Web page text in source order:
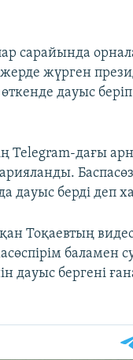
сарайында
жерде жүрген
дауыс
Telegram-дағы
дауыс берді деп
Тоқаевтың
баламен
дауыс бергені